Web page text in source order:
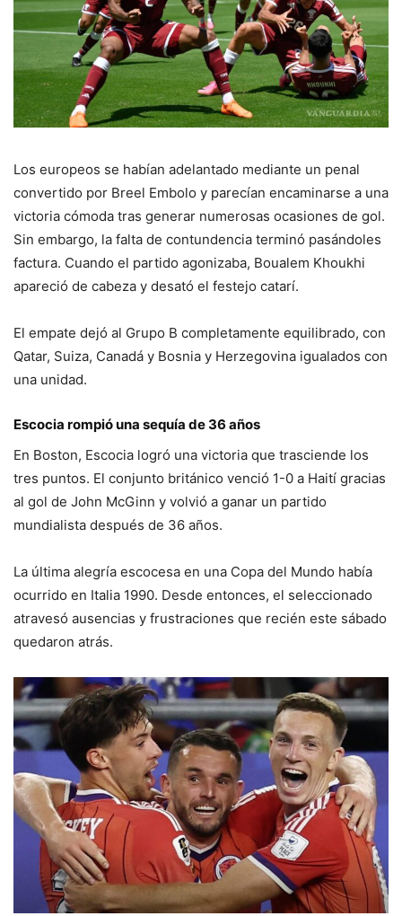
Los europeos se habían adelantado mediante un penal
convertido por Breel Embolo y parecían encaminarse a una
victoria cómoda tras generar numerosas ocasiones de gol.
Sin embargo, la falta de contundencia terminó pasándoles
factura. Cuando el partido agonizaba, Boualem Khoukhi
apareció de cabeza y desató el festejo catarí.
El empate dejó al Grupo B completamente equilibrado, con
Qatar, Suiza, Canadá y Bosnia y Herzegovina igualados con
una unidad.
Escocia rompió una sequía de 36 años
En Boston, Escocia logró una victoria que trasciende los
tres puntos. El conjunto británico venció 1-0 a Haití gracias
al gol de John McGinn y volvió a ganar un partido
mundialista después de 36 años.
La última alegría escocesa en una Copa del Mundo había
ocurrido en Italia 1990. Desde entonces, el seleccionado
atravesó ausencias y frustraciones que recién este sábado
quedaron atrás.